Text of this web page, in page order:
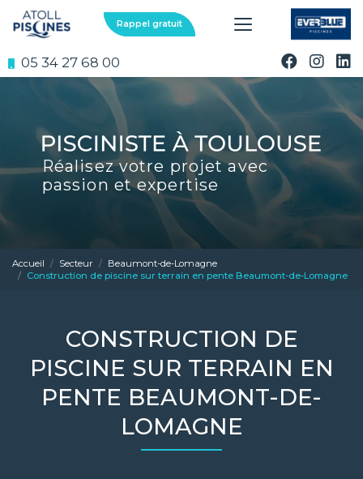
au
contenu
05 34 27 68 00
Rappel gratuit
Réalisez votre projet avec
passion et expertise
Accueil Secteur
Beaumont-de-Lomagne
Construction de piscine sur terrain en pente Beaumont-de-Lomagne
CONSTRUCTION DE
PISCINE SUR TERRAIN EN
PENTE BEAUMONT-DE-
LOMAGNE